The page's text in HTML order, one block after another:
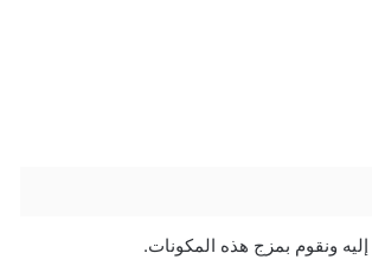
ونقوم بمزج هذه المكونات.